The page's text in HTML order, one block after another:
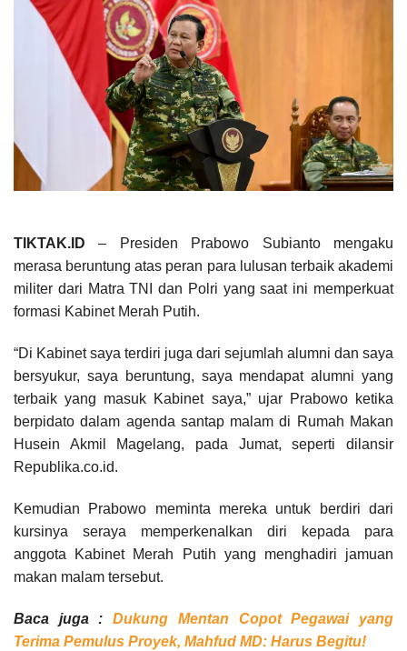
TIKTAK.ID – Presiden Prabowo Subianto mengaku
merasa beruntung atas peran para lulusan terbaik akademi
militer dari Matra TNI dan Polri yang saat ini memperkuat
formasi Kabinet Merah Putih.
“Di Kabinet saya terdiri juga dari sejumlah alumni dan saya
bersyukur, saya beruntung, saya mendapat alumni yang
terbaik yang masuk Kabinet saya,” ujar Prabowo ketika
berpidato dalam agenda santap malam di Rumah Makan
Husein Akmil Magelang, pada Jumat, seperti dilansir
Republika.co.id.
Kemudian Prabowo meminta mereka untuk berdiri dari
kursinya seraya memperkenalkan diri kepada para
anggota Kabinet Merah Putih yang menghadiri jamuan
makan malam tersebut.
Baca juga :Dukung Mentan Copot Pegawai yang
Terima Pemulus Proyek, Mahfud MD: Harus Begitu!